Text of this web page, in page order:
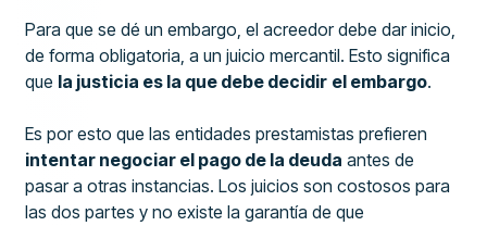
Para que se dé un embargo, el acreedor debe dar inicio,
de forma obligatoria, a un juicio mercantil. Esto significa
que la justicia es la que debe decidir el embargo.
Es por esto que las entidades prestamistas prefieren
intentar negociar el pago de la deuda antes de
pasar a otras instancias. Los juicios son costosos para
las dos partes y no existe la garantía de que